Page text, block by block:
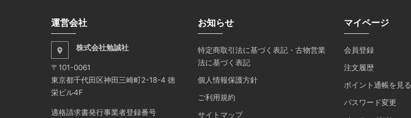
運営会社
place 株式会社勉誠社
〒101-0061
東京都千代田区神田三崎町2-18-4 徳
栄ビル4F
適格請求書発行事業者登録番号
お知らせ
特定商取引法に基づく表記・古物営業
法に基づく表記
個人情報保護方針
ご利用規約
サイトマップ
マイページ
会員登録
注文履歴
ポイント通帳を見る
パスワード変更